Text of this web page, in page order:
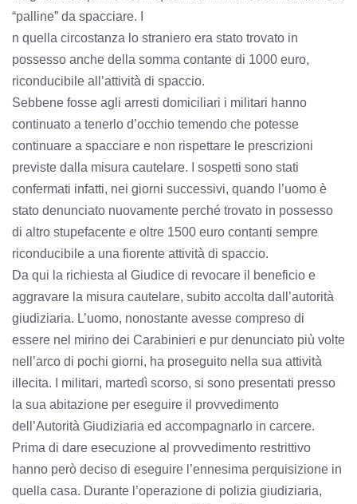
“palline” da spacciare. I
n quella circostanza lo straniero era stato trovato in
possesso anche della somma contante di 1000 euro,
riconducibile all’attività di spaccio.
Sebbene fosse agli arresti domiciliari i militari hanno
continuato a tenerlo d’occhio temendo che potesse
continuare a spacciare e non rispettare le prescrizioni
previste dalla misura cautelare. I sospetti sono stati
confermati infatti, nei giorni successivi, quando l’uomo è
stato denunciato nuovamente perché trovato in possesso
di altro stupefacente e oltre 1500 euro contanti sempre
riconducibile a una fiorente attività di spaccio.
Da qui la richiesta al Giudice di revocare il beneficio e
aggravare la misura cautelare, subito accolta dall’autorità
giudiziaria. L’uomo, nonostante avesse compreso di
essere nel mirino dei Carabinieri e pur denunciato più volte
nell’arco di pochi giorni, ha proseguito nella sua attività
illecita. I militari, martedì scorso, si sono presentati presso
la sua abitazione per eseguire il provvedimento
dell’Autorità Giudiziaria ed accompagnarlo in carcere.
Prima di dare esecuzione al provvedimento restrittivo
hanno però deciso di eseguire l’ennesima perquisizione in
quella casa. Durante l’operazione di polizia giudiziaria,